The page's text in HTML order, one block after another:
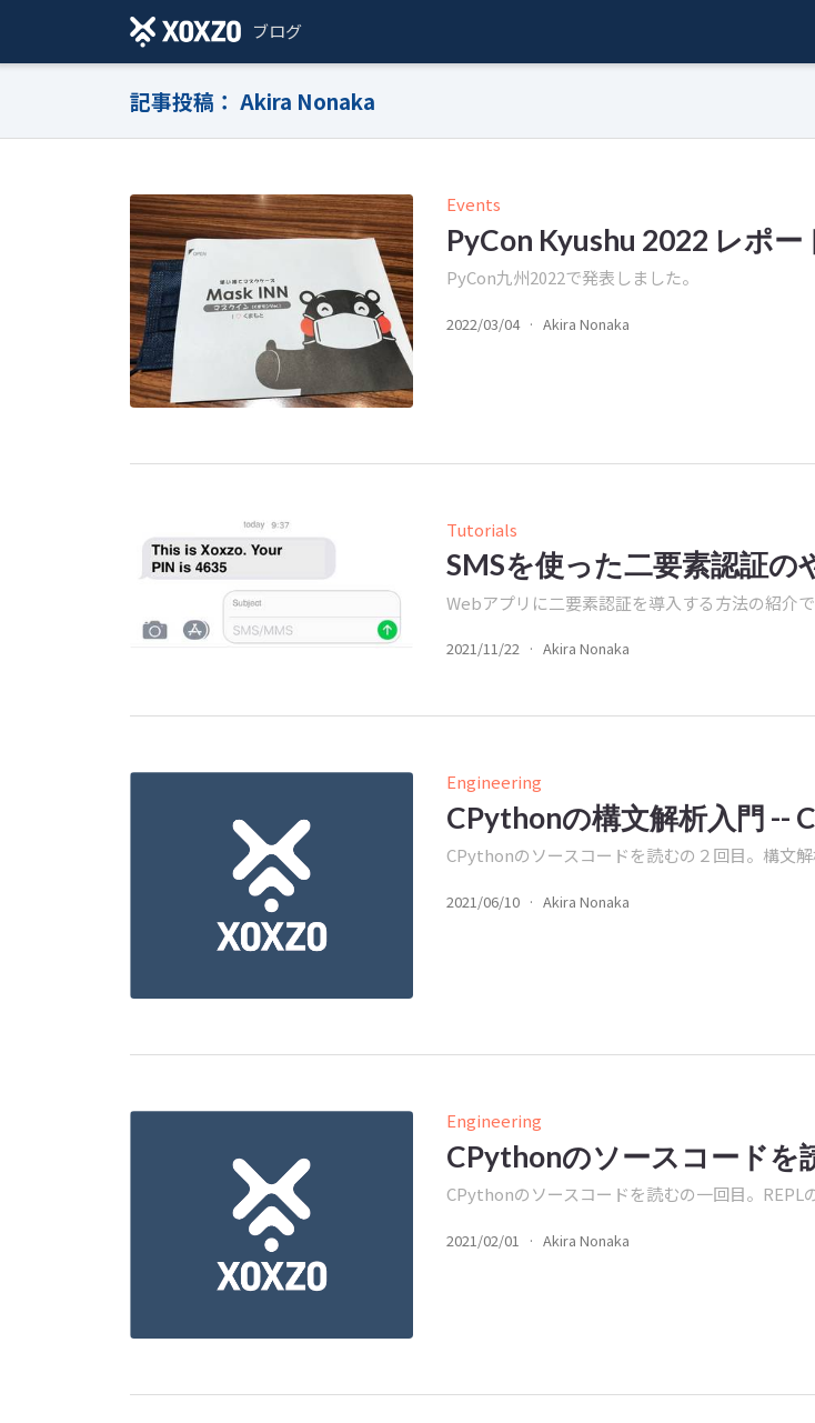
ブログ
記事投稿： Akira Nonaka
Events
PyCon Kyushu 2022 レポー
PyCon九州2022で発表しました。
2022/03/04 · Akira Nonaka
Tutorials
SMSを使った二要素認証の
Webアプリに二要素認証を導入する方法の紹介で
2021/11/22 · Akira Nonaka
Engineering
CPythonの構文解析入門 --
CPythonのソースコードを読むの２回目。構文解
2021/06/10 · Akira Nonaka
Engineering
CPythonのソースコードを
CPythonのソースコードを読むの一回目。REPL
2021/02/01 · Akira Nonaka